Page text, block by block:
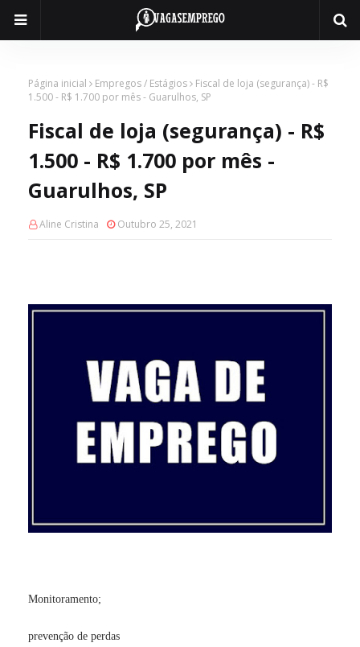
Página inicial Empregos / Estágios
Fiscal de loja (segurança) - R$
1.500 - R$ 1.700 por mês - Guarulhos, SP
Fiscal de loja (segurança) - R$
1.500 - R$ 1.700 por mês -
Guarulhos, SP
Aline Cristina Outubro 25, 2021
Monitoramento;
prevenção de perdas